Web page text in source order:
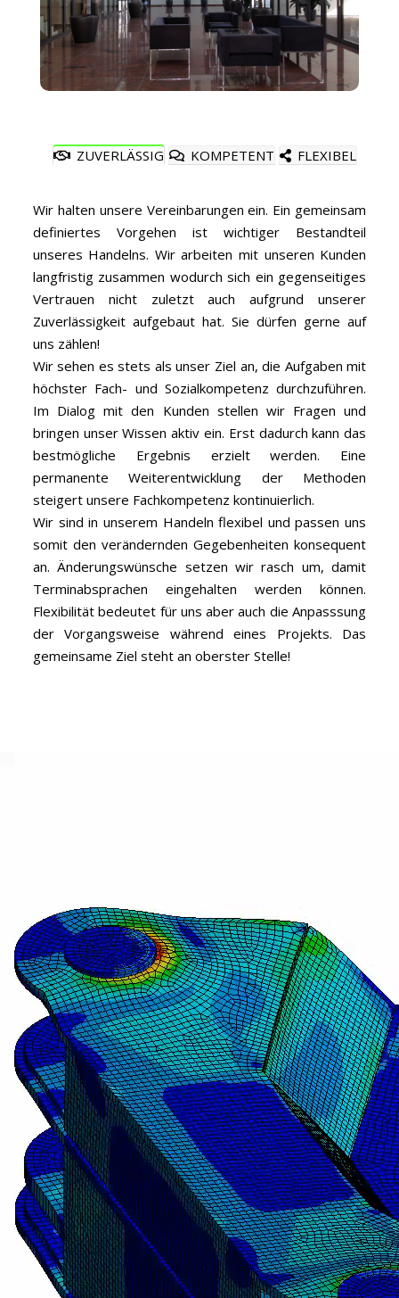
ZUVERLÄSSIG KOMPETENT FLEXIBEL
Wir halten unsere Vereinbarungen ein. Ein gemeinsam
definiertes Vorgehen ist wichtiger Bestandteil
unseres Handelns. Wir arbeiten mit unseren Kunden
langfristig zusammen wodurch sich ein gegenseitiges
Vertrauen nicht zuletzt auch aufgrund unserer
Zuverlässigkeit aufgebaut hat. Sie dürfen gerne auf
uns zählen!
Wir sehen es stets als unser Ziel an, die Aufgaben mit
höchster Fach- und Sozialkompetenz durchzuführen.
Im Dialog mit den Kunden stellen wir Fragen und
bringen unser Wissen aktiv ein. Erst dadurch kann das
bestmögliche Ergebnis erzielt werden. Eine
permanente Weiterentwicklung der Methoden
steigert unsere Fachkompetenz kontinuierlich.
Wir sind in unserem Handeln flexibel und passen uns
somit den verändernden Gegebenheiten konsequent
an. Änderungswünsche setzen wir rasch um, damit
Terminabsprachen eingehalten werden können.
Flexibilität bedeutet für uns aber auch die Anpasssung
der Vorgangsweise während eines Projekts. Das
gemeinsame Ziel steht an oberster Stelle!